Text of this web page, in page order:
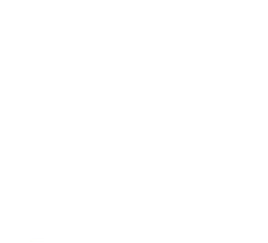
AND
19